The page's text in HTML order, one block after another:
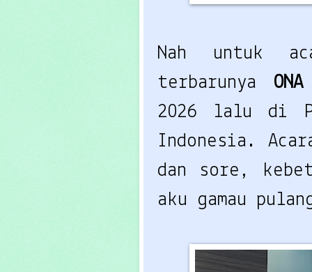
Nah untuk
terbarunya
2026 lalu di
Indonesia.
dan sore,
aku gamau